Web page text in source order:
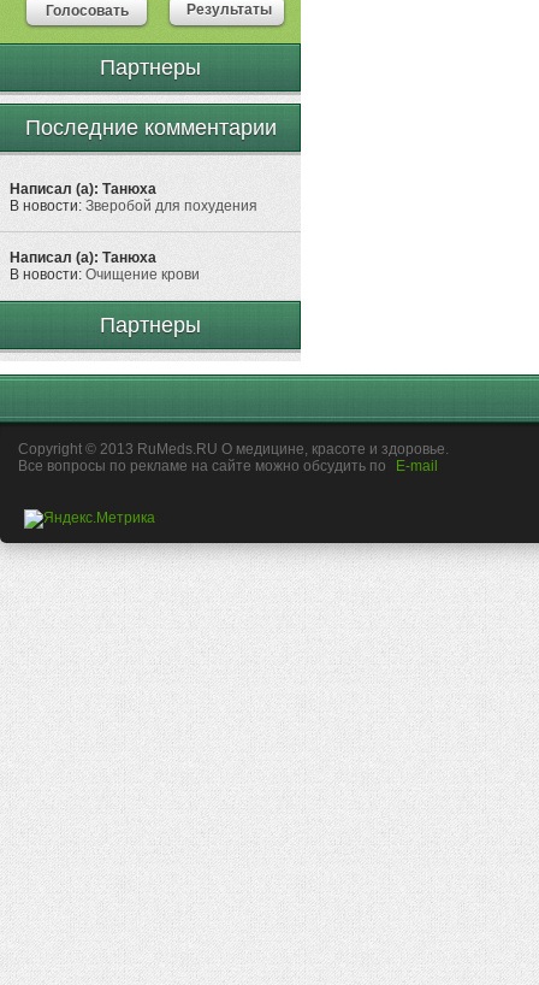
Голосовать Результаты
Партнеры
Последние комментарии
Написал (а): Танюха
В новости: Зверобой для похудения
Написал (а): Танюха
В новости: Очищение крови
Партнеры
Copyright © 2013 RuMeds.RU О медицине, красоте и здоровье.
Все вопросы по рекламе на сайте можно обсудить по
E-mail